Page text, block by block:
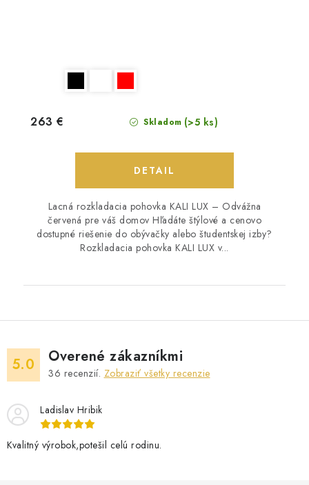
Skladom (>5 ks)
263 €
DETAIL
Lacná rozkladacia pohovka KALI LUX – Odvážna
červená pre váš domov Hľadáte štýlové a cenovo
dostupné riešenie do obývačky alebo študentskej izby?
Rozkladacia pohovka KALI LUX v...
5.0 Overené zákazníkmi
36 recenzií. Zobraziť všetky recenzie
Ladislav Hribik
Kvalitný výrobok,potešil celú rodinu.